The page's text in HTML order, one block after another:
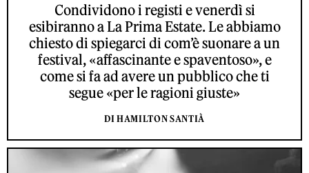
Condividono i registi e venerdì si
esibiranno a La Prima Estate. Le abbiamo
chiesto di spiegarci di com’è suonare a un
festival, «affascinante e spaventoso», e
come si fa ad avere un pubblico che ti
segue «per le ragioni giuste»
DI HAMILTON SANTIÀ